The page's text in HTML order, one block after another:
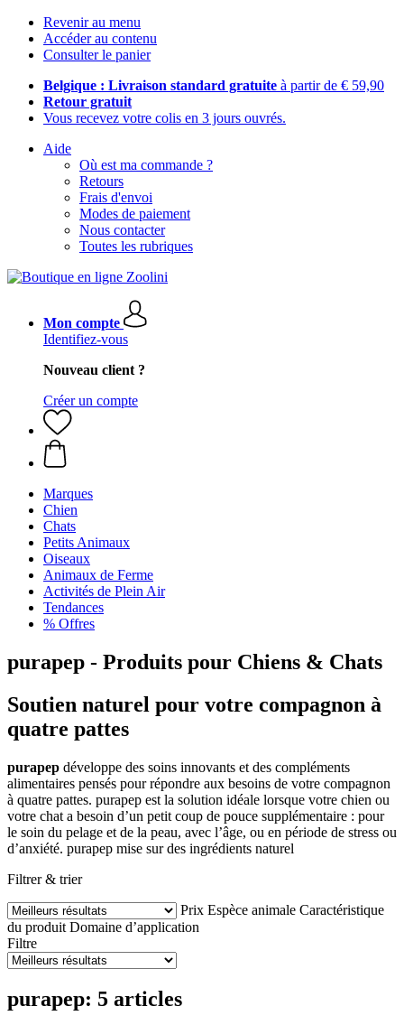
Revenir au menu
Accéder au contenu
Consulter le panier
Belgique : Livraison standard gratuite à partir de € 59,90
Retour gratuit
Vous recevez votre colis en 3 jours ouvrés.
Aide
Où est ma commande ?
Retours
Frais d'envoi
Modes de paiement
Nous contacter
Toutes les rubriques
Mon compte
Identifiez-vous
Nouveau client ?
Créer un compte
Marques
Chien
Chats
Petits Animaux
Oiseaux
Animaux de Ferme
Activités de Plein Air
Tendances
% Offres
purapep - Produits pour Chiens & Chats
Soutien naturel pour votre compagnon à
quatre pattes
purapep développe des soins innovants et des compléments
alimentaires pensés pour répondre aux besoins de votre compagnon
à quatre pattes. purapep est la solution idéale lorsque votre chien ou
votre chat a besoin d’un petit coup de pouce supplémentaire : pour
le soin du pelage et de la peau, avec l’âge, ou en période de stress ou
d’anxiété. purapep mise sur des ingrédients naturel
Filtrer & trier
Prix Espèce animale Caractéristique
du produit Domaine d’application
Filtre
purapep: 5 articles